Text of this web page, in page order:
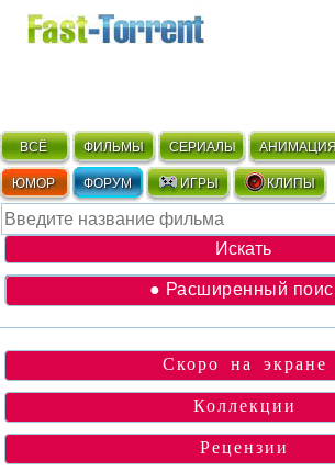
ВСЁ ФИЛЬМЫ СЕРИАЛЫ
ЮМОР ФОРУМ ИГРЫ КЛИПЫ
● Расширенный
Скоро на экране
Коллекции
Рецензии